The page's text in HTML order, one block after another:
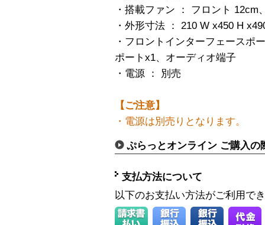
・搭載ファン ： フロント
・外形寸法 ： 210 W x450 H
・フロントインターフェースポ
ポートx1、オーディオ端子
・電源 ： 別売
【ご注意】
・電源は別売りとなります。
ぷらっとオンライン ご購入の
支払方法について
以下のお支払い方法がご利用で